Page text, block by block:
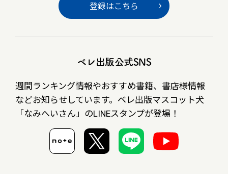
登録はこちら
ベレ出版公式SNS
週間ランキング情報やおすすめ書籍、書店様情報
などお知らせしています。ベレ出版マスコット犬
「なみへいさん」のLINEスタンプが登場！